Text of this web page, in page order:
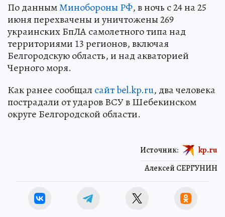
По даннымМинобороны РФ, в ночь с 24 на 25
июня перехвачены и уничтожены 269
украинских БпЛА самолетного типа над
территориями 13 регионов, включая
Белгородскую область, и над акваторией
Черного моря.
Как ранее сообщал сайт bel.kp.ru, два человека
пострадали от ударов ВСУ в Шебекинском
округе Белгородской области.
Алексей СЕРГУНИН
Источник: kp.ru